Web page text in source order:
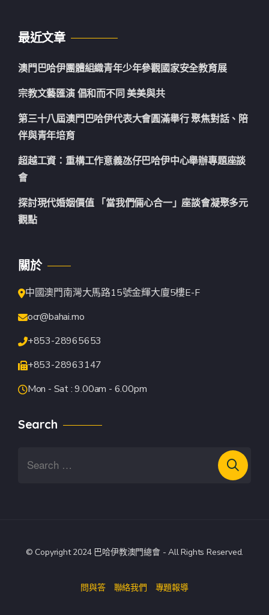
最近文章
澳門巴哈伊團體組織青年少年參觀國家安全教育展
宗教文藝匯演 倡和而不同 美美與共
第三十八屆澳門巴哈伊代表大會圓滿舉行 聚焦對話、陪
伴與青年培育
超越工資：重構工作意義氹仔巴哈伊中心舉辦專題座談
會
探討現代婚姻價值 「當我們倆心合一」座談會凝聚多元
觀點
關於
中國澳門南灣大馬路15號金輝大廈5樓E-F
ocr@bahai.mo
+853-28965653
+853-28963147
Mon - Sat : 9.00am - 6.00pm
Search
© Copyright 2024 巴哈伊教澳門總會 - All Rights Reserved.
問與答 聯絡我們 專題報導